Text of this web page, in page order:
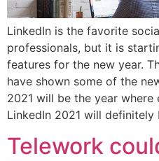
LinkedIn is the favorite
professionals, but it is
features for the new year.
have shown some of the
2021 will be the year
LinkedIn 2021 will
Telework